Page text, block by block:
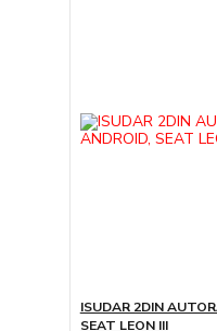
ISUDAR 2DIN
SEAT LEON III